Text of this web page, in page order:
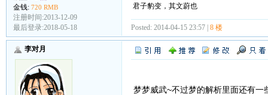
金钱: 720 RMB
注册时间:2013-12-09
最后登录:2018-05-18
君子豹变，其文蔚也
Posted: 2014-04-15 23:57 | 8 楼
李对月
梦梦威武~不过梦的解析里面还有